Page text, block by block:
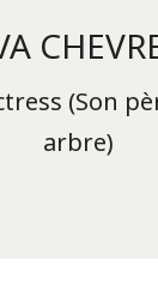
(Son
arbre)